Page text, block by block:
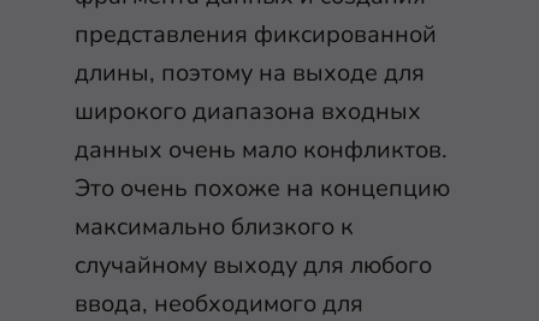
представления фиксированной
длины, поэтому на выходе для
широкого диапазона входных
данных очень мало конфликтов.
Это очень похоже на концепцию
максимально близкого к
случайному выходу для любого
ввода, необходимого для